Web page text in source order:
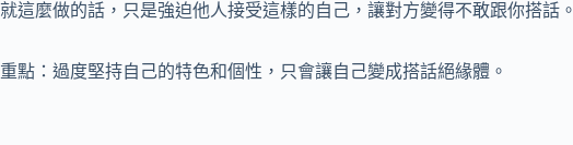
就這麼做的話，只是強迫他人接受這樣的自己，讓對方變得不敢跟你搭話。
重點：過度堅持自己的特色和個性，只會讓自己變成搭話絕緣體。